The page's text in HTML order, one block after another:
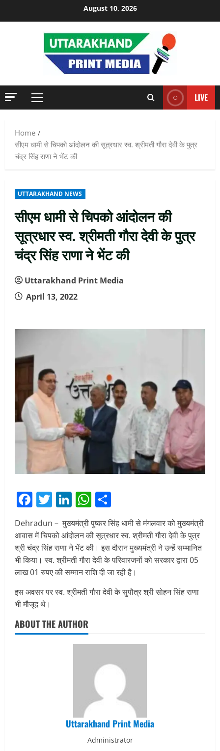
August 10, 2026
Primary
LIVE
Home
सीएम धामी से चिपको आंदोलन की सूत्रधार स्व. श्रीमती गौरा देवी के पुत्र
चंद्र सिंह राणा ने भेंट की
UTTARAKHAND NEWS
सीएम धामी से चिपको आंदोलन की
सूत्रधार स्व. श्रीमती गौरा देवी के पुत्र
चंद्र सिंह राणा ने भेंट की
Uttarakhand Print Media
April 13, 2022
Facebook
Twitter
LinkedIn
WhatsApp
Dehradun – मुख्यमंत्री पुष्कर सिंह धामी से मंगलवार को मुख्यमंत्री
आवास में चिपको आंदोलन की सूत्रधार स्व. श्रीमती गौरा देवी के पुत्र
श्री चंद्र सिंह राणा ने भेंट की। इस दौरान मुख्यमंत्री ने उन्हें सम्मानित
भी किया। स्व. श्रीमती गौरा देवी के परिवारजनों को सरकार द्वारा 05
लाख 01 रुपए की सम्मान राशि दी जा रही है।
इस अवसर पर स्व. श्रीमती गौरा देवी के सुपौत्र श्री सोहन सिंह राणा
भी मौजूद थे।
ABOUT THE AUTHOR
Uttarakhand Print Media
Administrator